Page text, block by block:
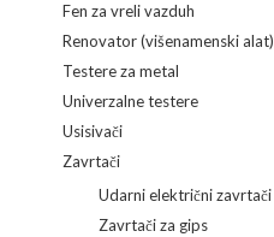
Fen za vreli vazduh
Renovator (višenamenski alat)
Testere za metal
Univerzalne testere
Usisivači
Zavrtači
Udarni električni zavrtači
Zavrtači za gips